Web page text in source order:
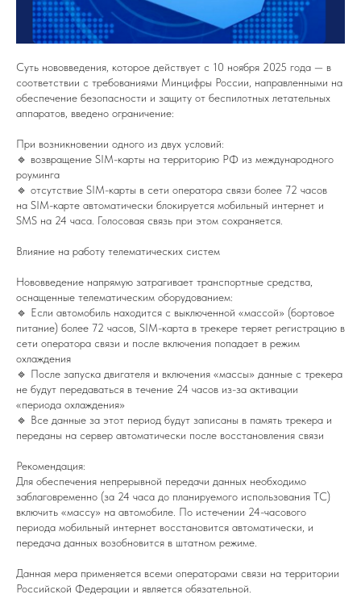
Суть нововведения, которое действует с 10 ноября 2025 года — в
соответствии с требованиями Минцифры России, направленными на
обеспечение безопасности и защиту от беспилотных летательных
аппаратов, введено ограничение:
При возникновении одного из двух условий:
🔹 возвращение SIM-карты на территорию РФ из международного
роуминга
🔹 отсутствие SIM-карты в сети оператора связи более 72 часов
на SIM-карте автоматически блокируется мобильный интернет и
SMS на 24 часа. Голосовая связь при этом сохраняется.
Влияние на работу телематических систем
Нововведение напрямую затрагивает транспортные средства,
оснащенные телематическим оборудованием:
🔹 Если автомобиль находится с выключенной «массой» (бортовое
питание) более 72 часов, SIM-карта в трекере теряет регистрацию в
сети оператора связи и после включения попадает в режим
охлаждения
🔹 После запуска двигателя и включения «массы» данные с трекера
не будут передаваться в течение 24 часов из-за активации
«периода охлаждения»
🔹 Все данные за этот период будут записаны в память трекера и
переданы на сервер автоматически после восстановления связи
Рекомендация:
Для обеспечения непрерывной передачи данных необходимо
заблаговременно (за 24 часа до планируемого использования ТС)
включить «массу» на автомобиле. По истечении 24-часового
периода мобильный интернет восстановится автоматически, и
передача данных возобновится в штатном режиме.
Данная мера применяется всеми операторами связи на территории
Российской Федерации и является обязательной.